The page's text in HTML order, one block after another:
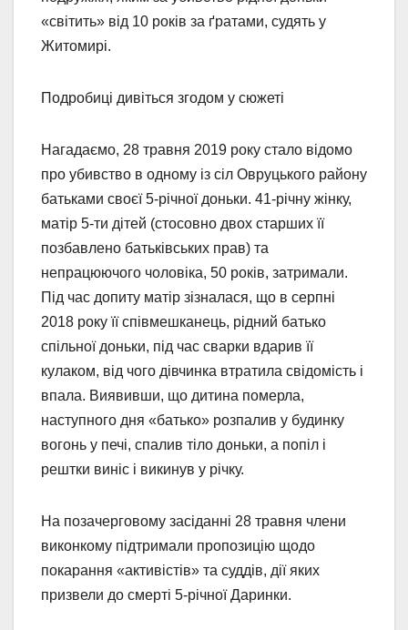
«світить» від 10 років за ґратами, судять у
Житомирі.
Подробиці дивіться згодом у сюжеті
Нагадаємо, 28 травня 2019 року стало відомо
про убивство в одному із сіл Овруцького району
батьками своєї 5-річної доньки. 41-річну жінку,
матір 5-ти дітей (стосовно двох старших її
позбавлено батьківських прав) та
непрацюючого чоловіка, 50 років, затримали.
Під час допиту матір зізналася, що в серпні
2018 року її співмешканець, рідний батько
спільної доньки, під час сварки вдарив її
кулаком, від чого дівчинка втратила свідомість і
впала. Виявивши, що дитина померла,
наступного дня «батько» розпалив у будинку
вогонь у печі, спалив тіло доньки, а попіл і
рештки виніс і викинув у річку.
На позачерговому засіданні 28 травня члени
виконкому підтримали пропозицію щодо
покарання «активістів» та суддів, дії яких
призвели до смерті 5-річної Даринки.